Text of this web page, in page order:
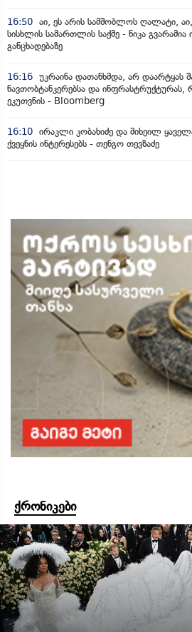
16:50 აი, ეს არის სამშობლოს ღალატი,
სისხლის სამართლის საქმე - ნიკა გვარამია
განცხადებაზე
16:16 უკრაინა დათანხმდა, არ დაარტყას
ნავთობტანკერებსა და
ეკუთვნის - Bloomberg
16:10 ირაკლი კობახიძე და მიხეილ
ქვეყნის ინტერესებს - თენგო თევზაძე
ქრონიკები